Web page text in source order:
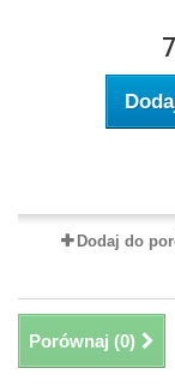
Dodaj do
Porównaj (0)